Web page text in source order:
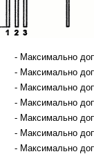
- Максимально
- Максимально
- Максимально
- Максимально
- Максимально
- Максимально
- Максимально